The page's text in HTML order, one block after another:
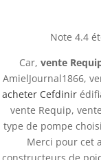
Vente
Note 4.4
Car, vente
AmielJournal1866,
acheter Cefdinir
vente Requip,
type de pompe
Merci pour cet